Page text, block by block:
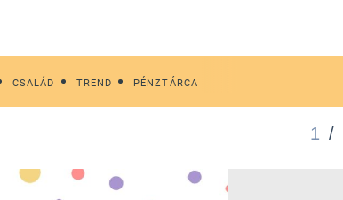
CSALÁD TREND PÉNZTÁRCA
1 /